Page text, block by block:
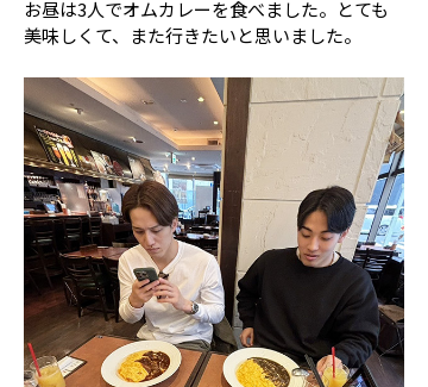
お昼は3人でオムカレーを食べました。とても
美味しくて、また行きたいと思いました。